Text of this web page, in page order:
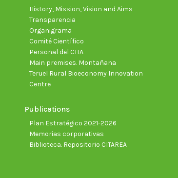
History, Mission, Vision and Aims
Transparencia
Organigrama
Comité Científico
Personal del CITA
Main premises. Montañana
Teruel Rural Bioeconomy Innovation
Centre
Publications
Plan Estratégico 2021-2026
Memorias corporativas
Biblioteca. Repositorio CITAREA